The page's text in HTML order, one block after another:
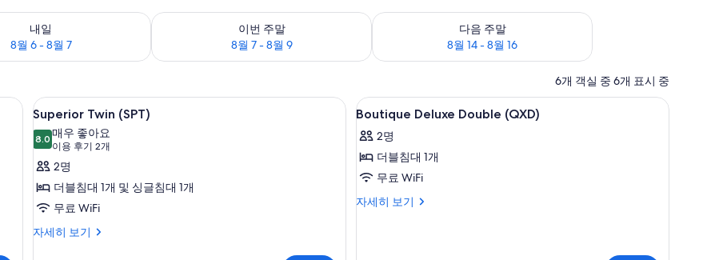
내일
8월 6 - 8월 7
여부 확인, 8월 6 - 8월 7
이번 주말
8월 7 - 8월 9
이번 주말 예약 가능 여부 확인, 8월 7 - 8월 9
다음 주말
8월 14 - 8월 16
다음 주말 예약 가능 여부 확인, 8월 14 - 8월 16
6개 객실 중 6개 표시 중
| 무료 WiFi, 각각 다른 스타일의 인테리어, 각각 다르게 가구 비치, 침대 시트
Superior
Twin
(SPT)
사
진
모
두
Superior Twin (SPT) | 무료 WiFi, 각각 다른 스타일의 인테리어, 각각 다르게 가구 비치, 침대 시트
1
Superior Twin (SPT)
8.08.0점 만점 중 10점
매우 좋아요
이용 후기 2개
(이
용
후
기
개)
2명
더블침대 1개 및 싱글침대 1개
무료 WiFi
자세히 보기
Superior
Boutique
Deluxe
Double
(QXD)
사
진
Boutique Deluxe Double (QXD) | 무료 WiFi,
1
Boutique Deluxe Double (QXD)
2명
더블침대 1개
무료 WiFi
자세히 보기
Boutique